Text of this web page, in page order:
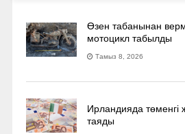
Өзен табанынан
мотоцикл табылды
Тамыз 8, 2026
Ирландияда төменгі
таяды